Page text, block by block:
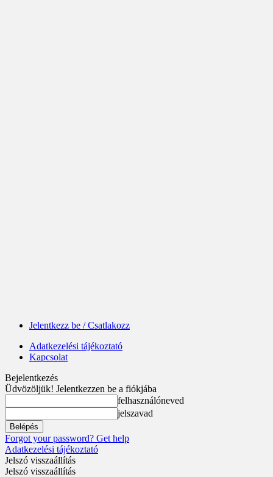
Jelentkezz be / Csatlakozz
Adatkezelési tájékoztató
Kapcsolat
Bejelentkezés
Üdvözöljük! Jelentkezzen be a fiókjába
felhasználóneved
jelszavad
Forgot your password? Get help
Adatkezelési tájékoztató
Jelszó visszaállítás
Jelszó visszaállítás